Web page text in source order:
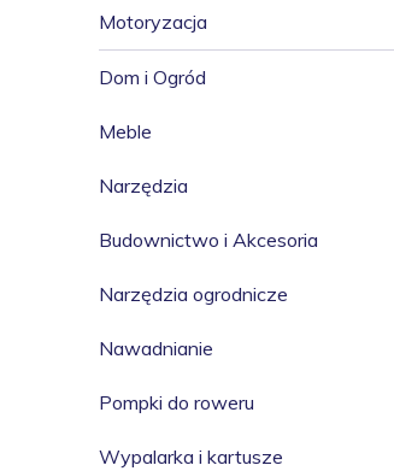
Motoryzacja
Dom i Ogród
Meble
Narzędzia
Budownictwo i Akcesoria
Narzędzia ogrodnicze
Nawadnianie
Pompki do roweru
Wypalarka i kartusze